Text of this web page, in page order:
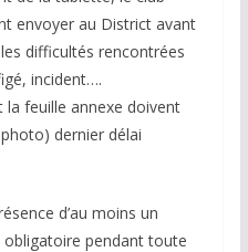
envoyer au District avant
difficultés rencontrées
incident….
la feuille annexe doivent
dernier délai
d’au moins un
pendant toute